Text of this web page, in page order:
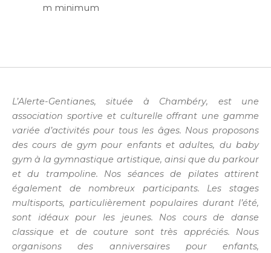
m minimum
L’Alerte-Gentianes, située à Chambéry, est une
association sportive et culturelle offrant une gamme
variée d’activités pour tous les âges. Nous proposons
des cours de gym pour enfants et adultes, du baby
gym à la gymnastique artistique, ainsi que du parkour
et du trampoline. Nos séances de pilates attirent
également de nombreux participants. Les stages
multisports, particulièrement populaires durant l’été,
sont idéaux pour les jeunes. Nos cours de danse
classique et de couture sont très appréciés. Nous
organisons des anniversaires pour enfants,